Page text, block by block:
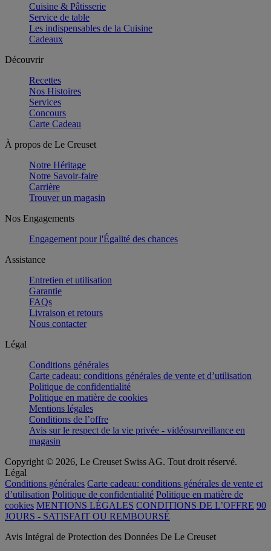
Cuisine & Pâtisserie
Service de table
Les indispensables de la Cuisine
Cadeaux
Découvrir
Recettes
Nos Histoires
Services
Concours
Carte Cadeau
À propos de Le Creuset
Notre Héritage
Notre Savoir-faire
Carrière
Trouver un magasin
Nos Engagements
Engagement pour l'Égalité des chances
Assistance
Entretien et utilisation
Garantie
FAQs
Livraison et retours
Nous contacter
Légal
Conditions générales
Carte cadeau: conditions générales de vente et d’utilisation
Politique de confidentialité
Politique en matière de cookies
Mentions légales
Conditions de l’offre
Avis sur le respect de la vie privée - vidéosurveillance en
magasin
Copyright © 2026, Le Creuset Swiss AG. Tout droit réservé.
Légal
Conditions générales Carte cadeau: conditions générales de vente et
d’utilisation Politique de confidentialité Politique en matière de
cookies MENTIONS LÉGALES CONDITIONS DE L’OFFRE 90
JOURS - SATISFAIT OU REMBOURSÉ
Avis Intégral de Protection des Données De Le Creuset